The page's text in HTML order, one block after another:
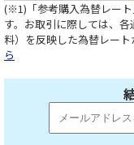
(※1)「参考購入為替レー
す。お取引に際しては、
料）を反映した為替レー
ら